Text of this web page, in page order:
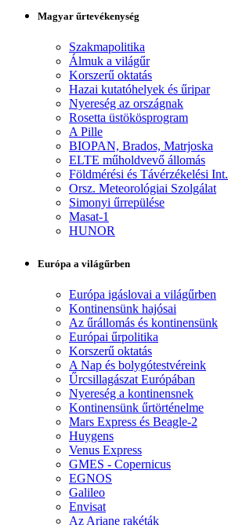
Magyar űrtevékenység
Szakmapolitika
Álmuk a világűr
Korszerű oktatás
Hazai kutatóhelyek és űripar
Nyereség az országnak
Rosetta üstökösprogram
A Pille
BIOPAN, Brados, Matrjoska
ELTE műholdvevő állomás
Földmérési és Távérzékelési Int.
Orsz. Meteorológiai Szolgálat
Simonyi űrrepülése
Masat-1
HUNOR
Európa a világűrben
Európa igáslovai a világűrben
Kontinensünk hajósai
Az űrállomás és kontinensünk
Európai űrpolitika
Korszerű oktatás
A Nap és bolygótestvéreink
Űrcsillagászat Európában
Nyereség a kontinensnek
Kontinensünk űrtörténelme
Mars Express és Beagle-2
Huygens
Venus Express
GMES - Copernicus
EGNOS
Galileo
Envisat
Az Ariane rakéták